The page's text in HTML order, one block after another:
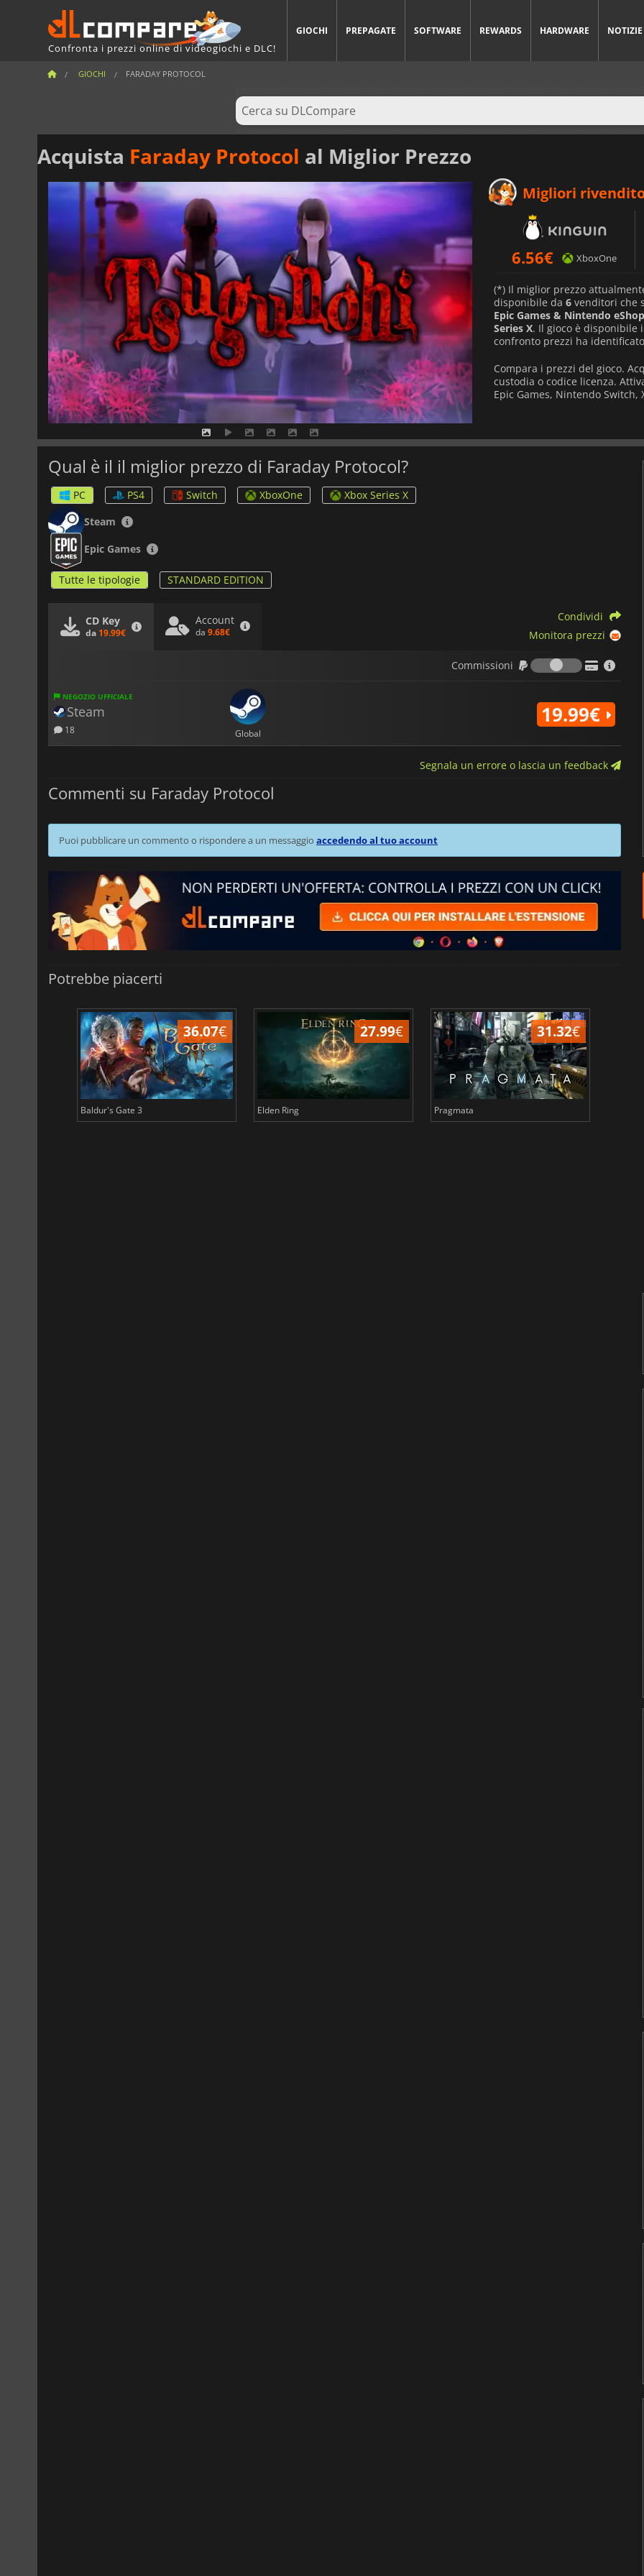
Confronta i prezzi online di videogiochi e DLC!
GIOCHI PREPAGATE SOFTWARE REWARDS HARDWARE NOTIZIE
GIOCHI FARADAY PROTOCOL
Acquista Faraday Protocol al Miglior Prezzo
Migliori
6.56€ XboxOne
(*) Il miglior prezzo
disponibile da 6 venditori che
Epic Games & Nintendo eShop
Series X. Il gioco è disponibile
confronto prezzi ha identificato
Compara i prezzi del gioco.
custodia o codice licenza.
Epic Games, Nintendo Switch,
Qual è il il miglior prezzo di Faraday Protocol?
PC PS4 Switch XboxOne
Xbox Series X
Steam
Epic Games
Tutte le tipologie STANDARD EDITION
CD Key
da 19.99€
Account
da 9.68€
Condividi
Monitora prezzi
Commissioni
Commissioni
NEGOZIO UFFICIALE
Steam
18 Global
19.99€
Segnala un errore o lascia un feedback
Commenti su Faraday Protocol
Puoi pubblicare un commento o rispondere a un messaggio accedendo al tuo account
Potrebbe piacerti
36.07€
Baldur's Gate 3
27.99€
Elden Ring
31.32€
Pragmata